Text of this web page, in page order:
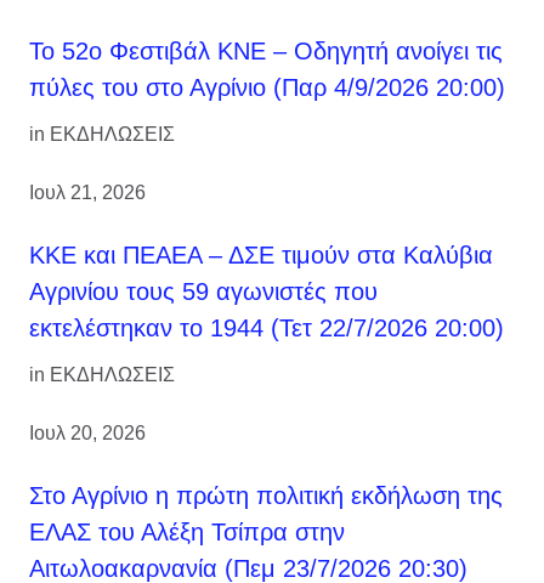
Το 52ο Φεστιβάλ ΚΝΕ – Οδηγητή ανοίγει τις
πύλες του στο Αγρίνιο (Παρ 4/9/2026 20:00)
in ΕΚΔΗΛΩΣΕΙΣ
Ιουλ 21, 2026
ΚΚΕ και ΠΕΑΕΑ – ΔΣΕ τιμούν στα Καλύβια
Αγρινίου τους 59 αγωνιστές που
εκτελέστηκαν το 1944 (Τετ 22/7/2026 20:00)
in ΕΚΔΗΛΩΣΕΙΣ
Ιουλ 20, 2026
Στο Αγρίνιο η πρώτη πολιτική εκδήλωση της
ΕΛΑΣ του Αλέξη Τσίπρα στην
Αιτωλοακαρνανία (Πεμ 23/7/2026 20:30)